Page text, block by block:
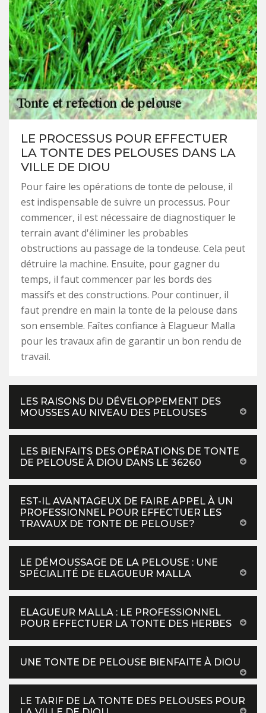
LE PROCESSUS POUR EFFECTUER
LA TONTE DES PELOUSES DANS LA
VILLE DE DIOU
Pour faire les opérations de tonte de pelouse, il
est indispensable de suivre un processus. Pour
commencer, il est nécessaire de diagnostiquer le
terrain avant d'éliminer les probables
obstructions au passage de la tondeuse. Cela peut
détruire la machine. Ensuite, pour gagner du
temps, il faut commencer par les bords des
massifs et des constructions. Pour continuer, il
faut prendre en main la tonte de la pelouse dans
son ensemble. Faîtes confiance à Elagueur Malla
pour les travaux afin de garantir un bon rendu de
travail.
LES RAISONS DU DÉVELOPPEMENT DES
MOUSSES AU NIVEAU DES PELOUSES
LES BIENFAITS DES OPÉRATIONS DE TONTE
DE PELOUSE À DIOU DANS LE 36260
EST-IL AVANTAGEUX DE FAIRE APPEL À UN
PROFESSIONNEL POUR EFFECTUER LES
TRAVAUX DE TONTE DE PELOUSE?
LE DÉMOUSSAGE DE LA PELOUSE : UNE
SPÉCIALITÉ DE ELAGUEUR MALLA
ELAGUEUR MALLA : LE PROFESSIONNEL
POUR EFFECTUER LA TONTE DES HERBES
UNE TONTE DE PELOUSE BIENFAITE À DIOU
LE TARIF DE LA TONTE DES PELOUSES POUR